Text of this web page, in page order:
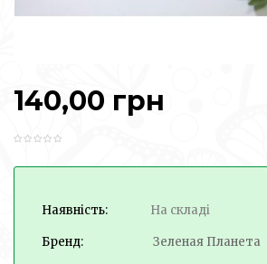
140,00 грн
Наявність: На складі
Бренд: Зеленая Планета